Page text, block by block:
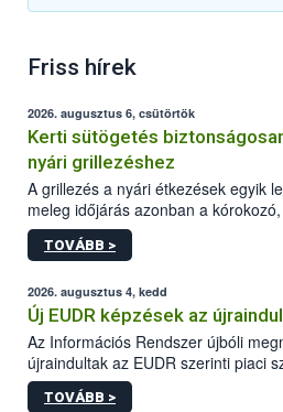
Friss hírek
2026. augusztus 6, csütörtök
Kerti sütögetés
nyári grillezéshez
A grillezés a nyári étkezések egyik
meleg időjárás azonban a
gyorsabb szaporodásának is
ezért nem csupán a megfelelő
higiéniai szabályok betartása, a
maradékok szakszerű tárolása. A
biztonsági Hivatal (Nébih) Oktatási
biztonságos grillezés legfontosabb
TOVÁBB >
2026. augusztus 4, kedd
Új EUDR képzések az
Az Információs Rendszer újbóli
újraindultak az EUDR szerinti piaci
képzések.
TOVÁBB >